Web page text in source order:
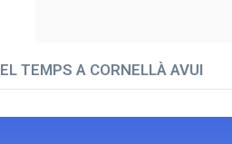
EL TEMPS A CORNELLÀ AVUI